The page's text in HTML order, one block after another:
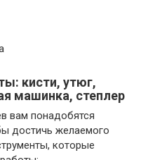
кисти, утюг,
машинка, степлер
вам понадобятся
достичь желаемого
которые